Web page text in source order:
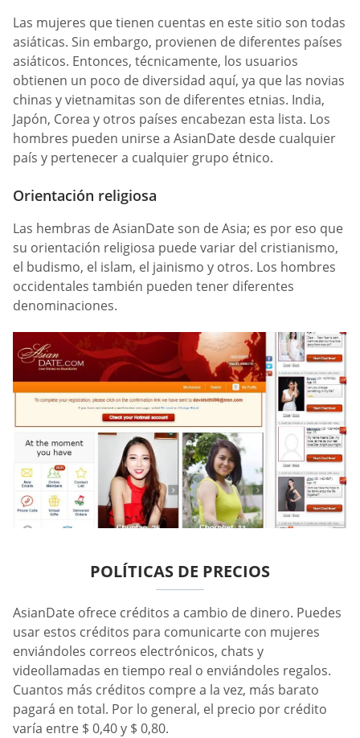
Las mujeres que tienen cuentas en este sitio son todas
asiáticas. Sin embargo, provienen de diferentes países
asiáticos. Entonces, técnicamente, los usuarios
obtienen un poco de diversidad aquí, ya que las novias
chinas y vietnamitas son de diferentes etnias. India,
Japón, Corea y otros países encabezan esta lista. Los
hombres pueden unirse a AsianDate desde cualquier
país y pertenecer a cualquier grupo étnico.
Orientación religiosa
Las hembras de AsianDate son de Asia; es por eso que
su orientación religiosa puede variar del cristianismo,
el budismo, el islam, el jainismo y otros. Los hombres
occidentales también pueden tener diferentes
denominaciones.
POLÍTICAS DE PRECIOS
AsianDate ofrece créditos a cambio de dinero. Puedes
usar estos créditos para comunicarte con mujeres
enviándoles correos electrónicos, chats y
videollamadas en tiempo real o enviándoles regalos.
Cuantos más créditos compre a la vez, más barato
pagará en total. Por lo general, el precio por crédito
varía entre $ 0,40 y $ 0,80.